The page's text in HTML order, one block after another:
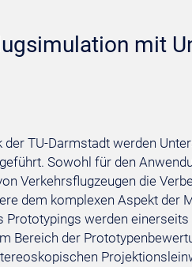
mit
TU-Darmstadt werden
Sowohl für den
Verkehrsflugzeugen die
dem komplexen Aspekt der
Prototypings werden
Bereich der